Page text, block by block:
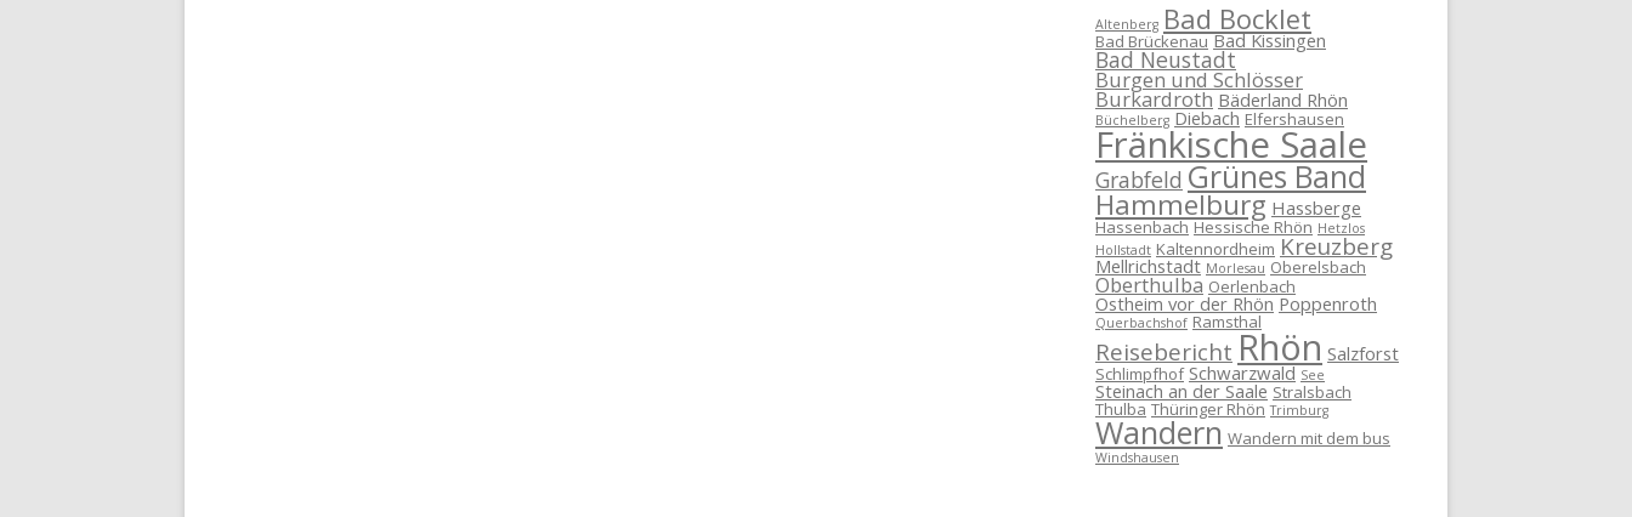
Altenberg Bad Bocklet
Bad Brückenau Bad Kissingen
Bad Neustadt
Burgen und Schlösser
Burkardroth Bäderland Rhön
Büchelberg Diebach Elfershausen
Fränkische Saale
Grabfeld Grünes Band
Hammelburg Hassberge
Hassenbach Hessische Rhön Hetzlos
Hollstadt Kaltennordheim Kreuzberg
Mellrichstadt Morlesau Oberelsbach
Oberthulba Oerlenbach
Ostheim vor der Rhön Poppenroth
Querbachshof Ramsthal
ReiseberichtRhön Salzforst
Schlimpfhof Schwarzwald See
Steinach an der Saale Stralsbach
Thulba Thüringer Rhön Trimburg
Wandern Wandern mit dem bus
Windshausen